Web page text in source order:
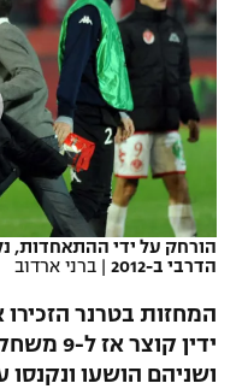
VOD
רץ ברשת
תוצאות
לוח שידורים
נבחרת ישראל
מכבי חיפה
בית"ר ירושלים
מכבי תל אביב
הפועל תל אביב
הפועל חיפה
הפועל באר שבע
ליגה ספרדית
ליגה איטלקית
ליגה צרפתית
ליגה הולנדית
ליגה סינית
כדורסל נשים
מכבי תל אביב
הפועל חולון
הפועל ירושלים
דני אבדיה
יורוליג
יורוקאפ
טניס
כדוריד
כדורעף
שחייה
אגרוף
הורחק על ידי ההתאחדות,
הדרבי ב-2012
| ברני ארדוב
ושניהם הושעו ונקנסו